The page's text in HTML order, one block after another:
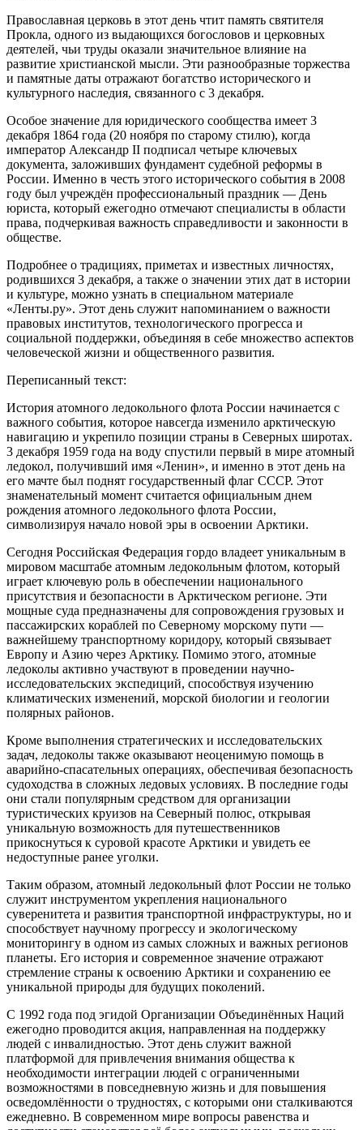
Православная церковь в этот день чтит память святителя
Прокла, одного из выдающихся богословов и церковных
деятелей, чьи труды оказали значительное влияние на
развитие христианской мысли. Эти разнообразные торжества
и памятные даты отражают богатство исторического и
культурного наследия, связанного с 3 декабря.
Особое значение для юридического сообщества имеет 3
декабря 1864 года (20 ноября по старому стилю), когда
император Александр II подписал четыре ключевых
документа, заложивших фундамент судебной реформы в
России. Именно в честь этого исторического события в 2008
году был учреждён профессиональный праздник — День
юриста, который ежегодно отмечают специалисты в области
права, подчеркивая важность справедливости и законности в
обществе.
Подробнее о традициях, приметах и известных личностях,
родившихся 3 декабря, а также о значении этих дат в истории
и культуре, можно узнать в специальном материале
«Ленты.ру». Этот день служит напоминанием о важности
правовых институтов, технологического прогресса и
социальной поддержки, объединяя в себе множество аспектов
человеческой жизни и общественного развития.
Переписанный текст:
История атомного ледокольного флота России начинается с
важного события, которое навсегда изменило арктическую
навигацию и укрепило позиции страны в Северных широтах.
3 декабря 1959 года на воду спустили первый в мире атомный
ледокол, получивший имя «Ленин», и именно в этот день на
его мачте был поднят государственный флаг СССР. Этот
знаменательный момент считается официальным днем
рождения атомного ледокольного флота России,
символизируя начало новой эры в освоении Арктики.
Сегодня Российская Федерация гордо владеет уникальным в
мировом масштабе атомным ледокольным флотом, который
играет ключевую роль в обеспечении национального
присутствия и безопасности в Арктическом регионе. Эти
мощные суда предназначены для сопровождения грузовых и
пассажирских кораблей по Северному морскому пути —
важнейшему транспортному коридору, который связывает
Европу и Азию через Арктику. Помимо этого, атомные
ледоколы активно участвуют в проведении научно-
исследовательских экспедиций, способствуя изучению
климатических изменений, морской биологии и геологии
полярных районов.
Кроме выполнения стратегических и исследовательских
задач, ледоколы также оказывают неоценимую помощь в
аварийно-спасательных операциях, обеспечивая безопасность
судоходства в сложных ледовых условиях. В последние годы
они стали популярным средством для организации
туристических круизов на Северный полюс, открывая
уникальную возможность для путешественников
прикоснуться к суровой красоте Арктики и увидеть ее
недоступные ранее уголки.
Таким образом, атомный ледокольный флот России не только
служит инструментом укрепления национального
суверенитета и развития транспортной инфраструктуры, но и
способствует научному прогрессу и экологическому
мониторингу в одном из самых сложных и важных регионов
планеты. Его история и современное значение отражают
стремление страны к освоению Арктики и сохранению ее
уникальной природы для будущих поколений.
С 1992 года под эгидой Организации Объединённых Наций
ежегодно проводится акция, направленная на поддержку
людей с инвалидностью. Этот день служит важной
платформой для привлечения внимания общества к
необходимости интеграции людей с ограниченными
возможностями в повседневную жизнь и для повышения
осведомлённости о трудностях, с которыми они сталкиваются
ежедневно. В современном мире вопросы равенства и